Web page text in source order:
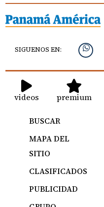
SIGUENOS EN:
videos premium
BUSCAR
MAPA DEL
SITIO
CLASIFICADOS
PUBLICIDAD